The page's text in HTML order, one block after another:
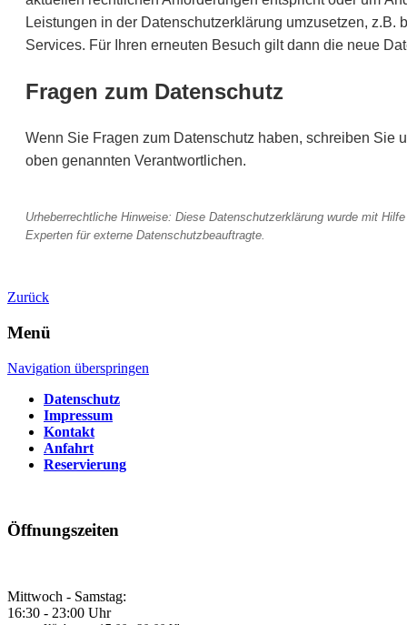
Leistungen in der Datenschutzerklärung umzusetzen, z.B.
Services. Für Ihren erneuten Besuch gilt dann die neue
Fragen zum Datenschutz
Wenn Sie Fragen zum Datenschutz haben, schreiben Sie
oben genannten Verantwortlichen.
Urheberrechtliche Hinweise: Diese Datenschutzerklärung wurde mit
Experten für externe Datenschutzbeauftragte.
Zurück
Menü
Navigation überspringen
Datenschutz
Impressum
Kontakt
Anfahrt
Reservierung
Öffnungszeiten
Mittwoch - Samstag:
16:30 - 23:00 Uhr